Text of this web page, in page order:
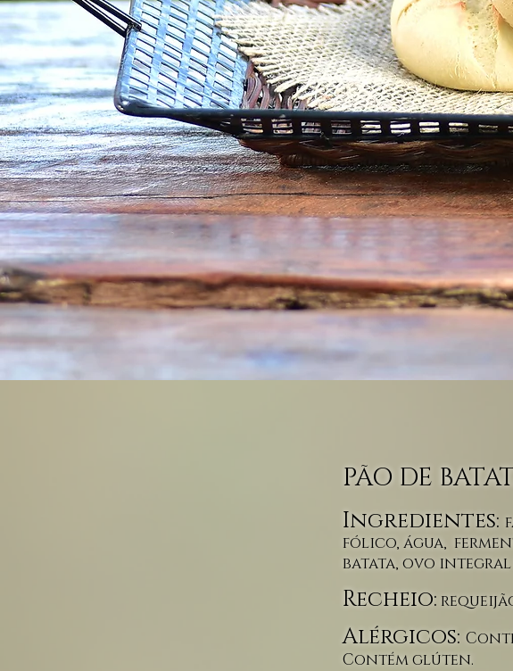
PÃO DE
Ingredientes:
fólico, água,
batata, ovo integral
Recheio:
Alérgicos:
Contém glúten.